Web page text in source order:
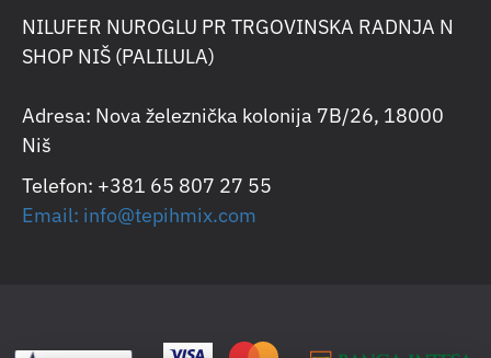
NILUFER NUROGLU PR TRGOVINSKA RADNJA N
SHOP NIŠ (PALILULA)
Adresa: Nova železnička kolonija 7B/26, 18000
Niš
Telefon: +381 65 807 27 55
Email: info@tepihmix.com